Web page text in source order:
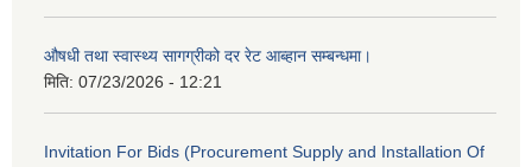
औषधी तथा स्वास्थ्य सागग्रीको दर रेट आब्हान सम्बन्धमा।
मिति: 07/23/2026 - 12:21
Invitation For Bids (Procurement Supply and Installation Of